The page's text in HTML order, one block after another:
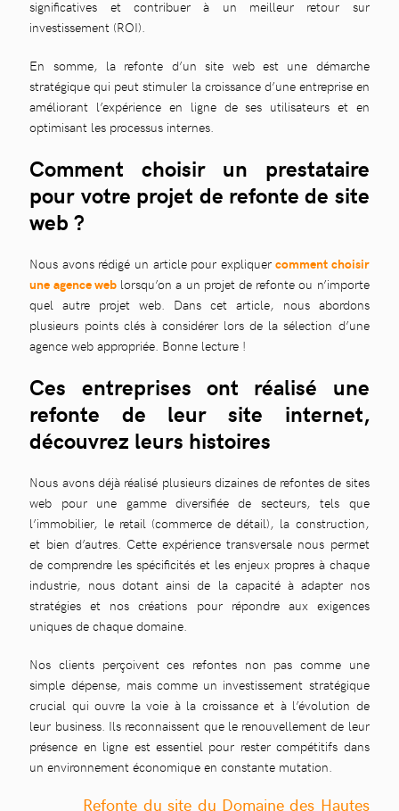
significatives et contribuer à un meilleur retour sur
investissement (ROI).
En somme, la refonte d’un site web est une démarche
stratégique qui peut stimuler la croissance d’une entreprise en
améliorant l’expérience en ligne de ses utilisateurs et en
optimisant les processus internes.
Comment choisir un prestataire
pour votre projet de refonte de site
web ?
Nous avons rédigé un article pour expliquercomment choisir
une agence weblorsqu’on a un projet de refonte ou n’importe
quel autre projet web. Dans cet article, nous abordons
plusieurs points clés à considérer lors de la sélection d’une
agence web appropriée. Bonne lecture !
Ces entreprises ont réalisé une
refonte de leur site internet,
découvrez leurs histoires
Nous avons déjà réalisé plusieurs dizaines de refontes de sites
web pour une gamme diversifiée de secteurs, tels que
l’immobilier, le retail (commerce de détail), la construction,
et bien d’autres. Cette expérience transversale nous permet
de comprendre les spécificités et les enjeux propres à chaque
industrie, nous dotant ainsi de la capacité à adapter nos
stratégies et nos créations pour répondre aux exigences
uniques de chaque domaine.
Nos clients perçoivent ces refontes non pas comme une
simple dépense, mais comme un investissement stratégique
crucial qui ouvre la voie à la croissance et à l’évolution de
leur business. Ils reconnaissent que le renouvellement de leur
présence en ligne est essentiel pour rester compétitifs dans
un environnement économique en constante mutation.
Refonte du site du Domaine des Hautes